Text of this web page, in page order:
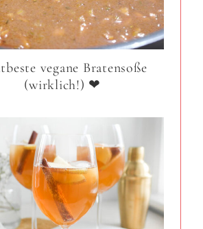
vegane Bratensoße
(wirklich!) ❤